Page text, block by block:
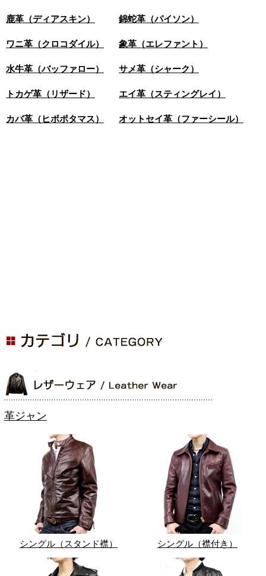
革ジャン
シングル（スタンド襟） シングル（襟付き）